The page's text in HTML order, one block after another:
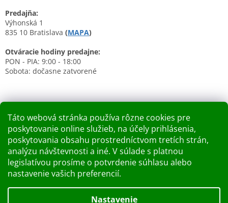
Táto webová stránka používa rôzne cookies pre
poskytovanie online služieb, na účely prihlásenia,
poskytovania obsahu prostredníctvom tretích strán,
analýzu návštevnosti a iné. V súlade s platnou
legislatívou prosíme o potvrdenie súhlasu alebo
nastavenie vašich preferencií.
Nastavenie
Predajňa:
Výhonská 1
835 10 Bratislava (MAPA)
Otváracie hodiny predajne:
PON - PIA: 9:00 - 18:00
Sobota: dočasne zatvorené
Nákupný košík
0KS / 0 €